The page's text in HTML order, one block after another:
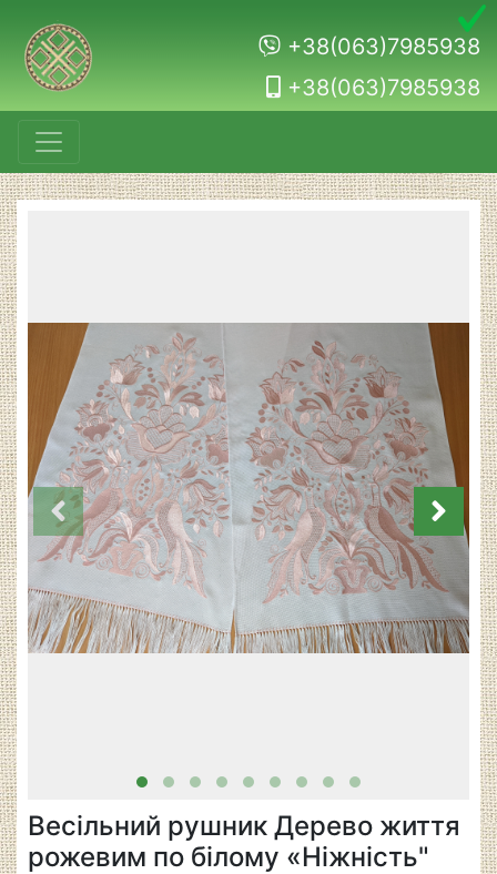
+38(063)7985938
+38(063)7985938
Весільний рушник Дерево життя
рожевим по білому «Ніжність"